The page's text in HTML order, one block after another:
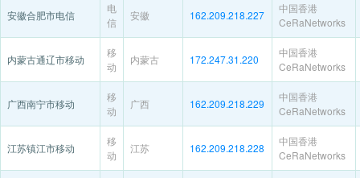
安徽合肥市电信
电
信
安徽 162.209.218.227
中国香港
CeRaNetworks
内蒙古通辽市移动
移
动
内蒙古 172.247.31.220
中国香港
CeRaNetworks
广西南宁市移动
移
动
广西 162.209.218.229
中国香港
CeRaNetworks
江苏镇江市移动
移
动
江苏 162.209.218.228
中国香港
CeRaNetworks